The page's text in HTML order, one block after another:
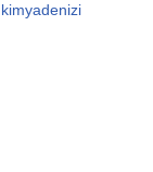
kimyadenizi